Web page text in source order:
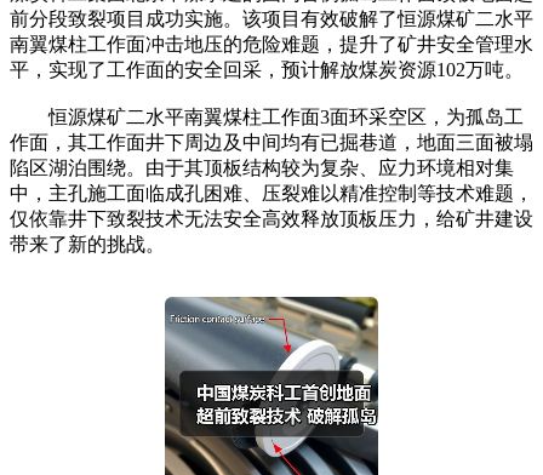
前分段致裂项目成功实施。该项目有效破解了恒源煤矿二水平
南翼煤柱工作面冲击地压的危险难题，提升了矿井安全管理水
平，实现了工作面的安全回采，预计解放煤炭资源102万吨。
恒源煤矿二水平南翼煤柱工作面3面环采空区，为孤岛工
作面，其工作面井下周边及中间均有已掘巷道，地面三面被塌
陷区湖泊围绕。由于其顶板结构较为复杂、应力环境相对集
中，主孔施工面临成孔困难、压裂难以精准控制等技术难题，
仅依靠井下致裂技术无法安全高效释放顶板压力，给矿井建设
带来了新的挑战。